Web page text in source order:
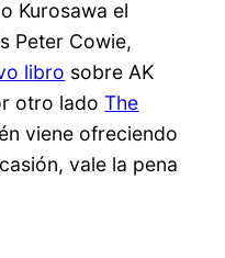
Kurosawa el
Peter Cowie,
libro sobre AK
otro ladoThe
viene ofreciendo
vale la pena